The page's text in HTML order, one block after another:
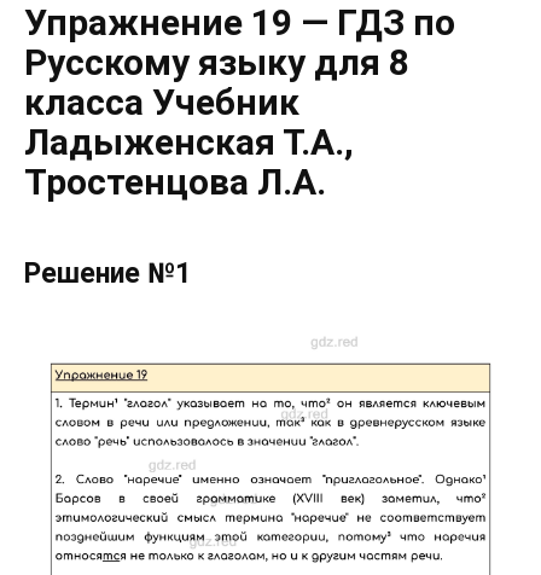
Упражнение 19 — ГДЗ по
Русскому языку для 8
класса Учебник
Ладыженская Т.А.,
Тростенцова Л.А.
Решение №1